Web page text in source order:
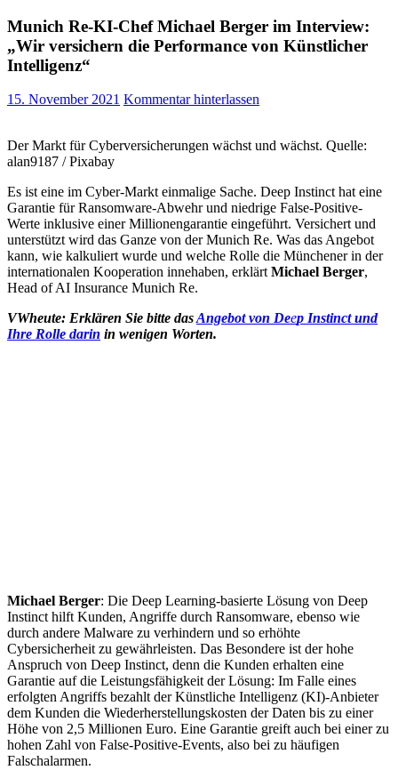
Munich Re-KI-Chef Michael Berger im Interview:
„Wir versichern die Performance von Künstlicher
Intelligenz“
15. November 2021 Kommentar hinterlassen
Der Markt für Cyberversicherungen wächst und wächst. Quelle:
alan9187 / Pixabay
Es ist eine im Cyber-Markt einmalige Sache. Deep Instinct hat eine
Garantie für Ransomware-Abwehr und niedrige False-Positive-
Werte inklusive einer Millionengarantie eingeführt. Versichert und
unterstützt wird das Ganze von der Munich Re. Was das Angebot
kann, wie kalkuliert wurde und welche Rolle die Münchener in der
internationalen Kooperation innehaben, erklärtMichael Berger,
Head of AI Insurance Munich Re.
VWheute: Erklären Sie bitte dasAngebot von Deep Instinct und
Ihre Rolle darin in wenigen Worten.
Michael Berger: Die Deep Learning-basierte Lösung von Deep
Instinct hilft Kunden, Angriffe durch Ransomware, ebenso wie
durch andere Malware zu verhindern und so erhöhte
Cybersicherheit zu gewährleisten. Das Besondere ist der hohe
Anspruch von Deep Instinct, denn die Kunden erhalten eine
Garantie auf die Leistungsfähigkeit der Lösung: Im Falle eines
erfolgten Angriffs bezahlt der Künstliche Intelligenz (KI)-Anbieter
dem Kunden die Wiederherstellungskosten der Daten bis zu einer
Höhe von 2,5 Millionen Euro. Eine Garantie greift auch bei einer zu
hohen Zahl von False-Positive-Events, also bei zu häufigen
Falschalarmen.